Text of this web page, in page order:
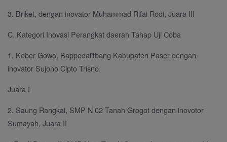
3. Briket, dengan inovator Muhammad Rifai Rodi, Juara III
C. Kategori Inovasi Perangkat daerah Tahap Uji Coba
1. Kober Gowo, Bappedalitbang Kabupaten Paser dengan
inovator Sujono Cipto Trisno,
Juara I
2. Saung Rangkai, SMP N 02 Tanah Grogot dengan inovotor
Sumayah, Juara II